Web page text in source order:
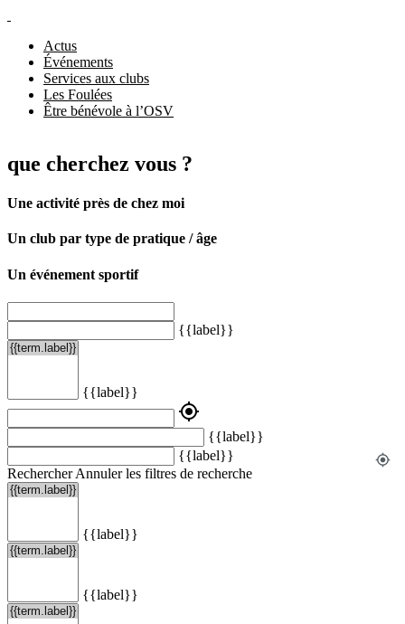
Actus
Événements
Services aux clubs
Les Foulées
Être bénévole à l’OSV
que cherchez vous ?
Une activité près de chez moi
Un club par type de pratique / âge
Un événement sportif
{{label}}
{{label}}
my_location
my_location
{{label}}
{{label}}
Rechercher Annuler les filtres de recherche
{{label}}
{{label}}